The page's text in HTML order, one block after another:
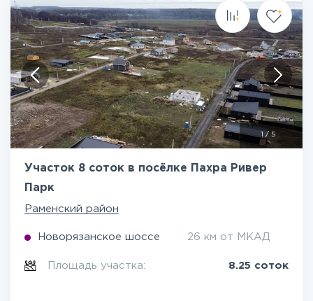
/ 5
Участок 8 соток в посёлке Пахра Ривер
Парк
Раменский район
Новорязанское шоссе 26 км от МКАД
Площадь участка: 8.25 соток